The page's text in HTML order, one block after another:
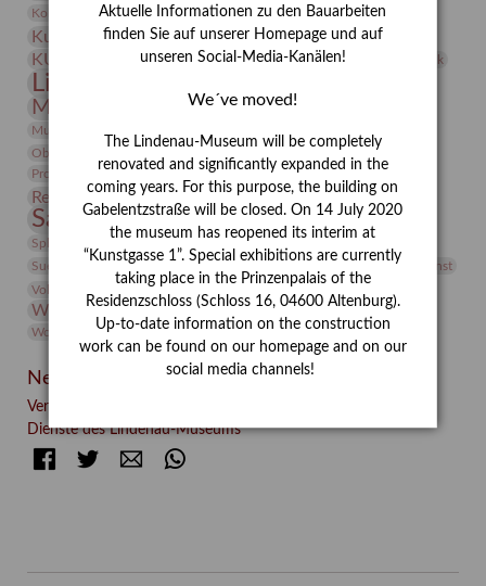
Kolosseum
Kooperationsausstellung Korkmodelle Kunst
Kunstmuseum Kunstvermittlung Kunst von Kühl
KUNSTWAND Kurs Künstler Künstlerin Lehmbruck
Lindenau-Museum
Museumsgeschichte Museumsnacht
Museumspädagogik Natur
Objekt im Fokus
Phelloplastik
Pohlhof
Provenienz
Provenienzforschung
Restaurierung Rudi Lesser Ruth Wolf-Rehfeld
Sammlung Samstagszeichner Skulptur
Sonderausstellung
Sphinx
studio Studio Bildende Kunst
Suermondt-Ludwig-Museum
Vermittlung
Videokunst
Volontariat
Walter Rheiner Werefkin
Werkbetrachtung Winter Wissenschaft
Wolf and Dog
Wolf und Hund
Zirkuswoche
Neueste Beiträge
Verschenkt, verkauft, vergessen? – Kunstdetektivinnen im
Dienste des Lindenau-Museums
FacebookTwitter E-mail
Aktuelle Informationen zu den Bauarbeiten
finden Sie auf unserer Homepage und auf
unseren Social-Media-Kanälen!
We´ve moved!
The Lindenau-Museum will be completely
renovated and significantly expanded in the
coming years. For this purpose, the building on
Gabelentzstraße will be closed. On 14 July 2020
the museum has reopened its interim at
“Kunstgasse 1”. Special exhibitions are currently
taking place in the Prinzenpalais of the
Residenzschloss (Schloss 16, 04600 Altenburg).
Up-to-date information on the construction
work can be found on our homepage and on our
social media channels!